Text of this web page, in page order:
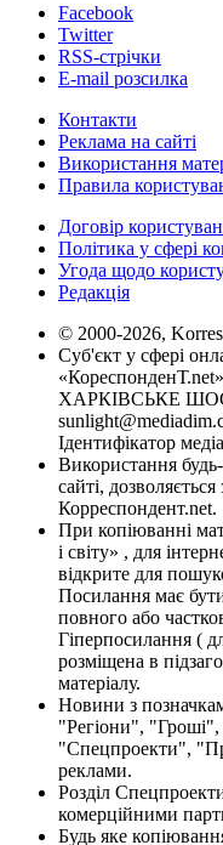
Facebook
Twitter
RSS-стрічки
E-mail розсилка
Контакти
Реклама на сайті
Використання
Правила
Договір
Політика у сфері
Угода щодо
Редакція
© 2000-2026,
Суб'єкт у сфері
ХАРКІВСЬКЕ
Ідентифікатор
Використання
сайті,
Корреспондент.net.
При копіюванні
і світу» , для
відкрите для
Посилання має
повного або
Гіперпосилання (
розміщена в
матеріалу.
Новини з
"Регіони",
"Спецпроекти",
реклами.
Розділ
комерційними
Будь яке